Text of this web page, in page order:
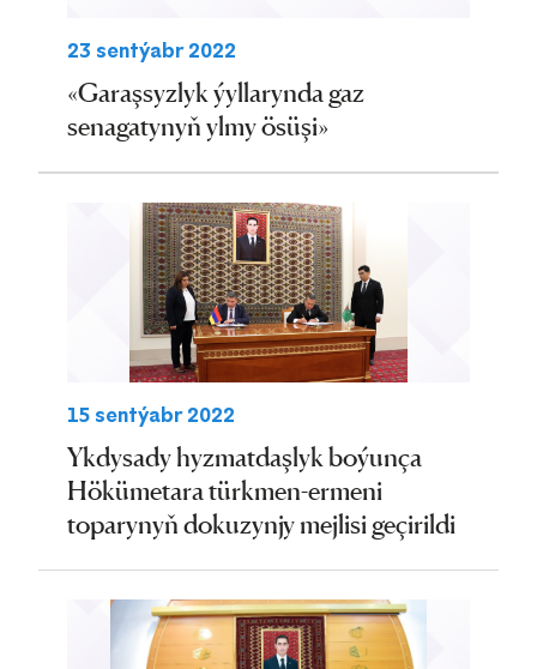
23 sentýabr 2022
«Garaşsyzlyk ýyllarynda gaz
senagatynyň ylmy ösüşi»
15 sentýabr 2022
Ykdysady hyzmatdaşlyk boýunça
Hökümetara türkmen-ermeni
toparynyň dokuzynjy mejlisi geçirildi